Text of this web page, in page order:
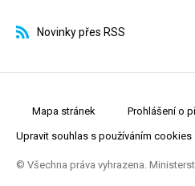
Novinky přes RSS
Mapa stránek Prohlášení o
Upravit souhlas s používáním cookies
© Všechna práva vyhrazena.